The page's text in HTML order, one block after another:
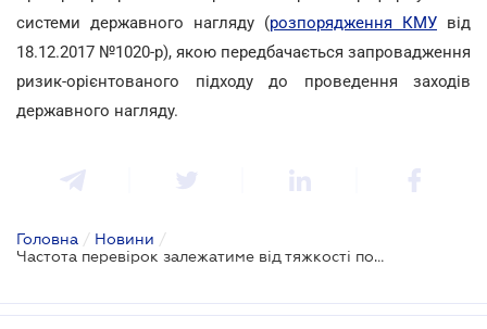
системи державного нагляду (розпорядження КМУ від
18.12.2017 №1020-р), якою передбачається запровадження
ризик-орієнтованого підходу до проведення заходів
державного нагляду.
Головна / Новини /
Частота перевірок залежатиме від тяжкості подій на виробництві